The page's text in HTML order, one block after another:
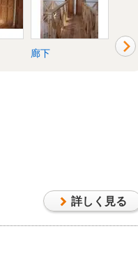
廊下 外壁
詳しく見る